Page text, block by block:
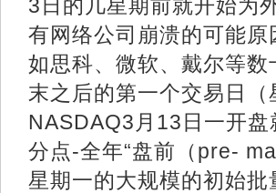
3日的几星期前就开始为
有网络公司崩溃的可能
如思科、微软、戴尔等
末之后的第一个交易日
NASDAQ3月13日一开
分点-全年“盘前（pre-
星期一的大规模的初始